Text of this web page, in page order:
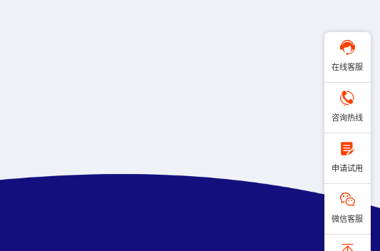
在线客服
咨询热线
申请试用
微信客服